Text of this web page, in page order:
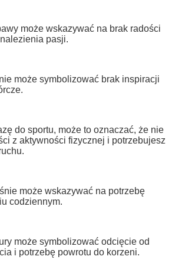
może wskazywać na brak radości
pasji.
może symbolizować brak inspiracji
do sportu, może to oznaczać, że nie
z aktywności fizycznej i potrzebujesz
może wskazywać na potrzebę
codziennym.
może symbolizować odcięcie od
i potrzebę powrotu do korzeni.